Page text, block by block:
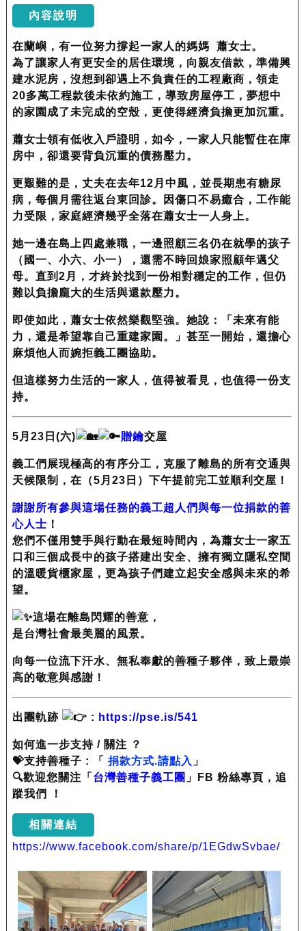
內容說明
在蘭嶼，有一位努力撐起一家人的媽媽 蕭女士。
為了讓家人有更安全的居住環境，向親友借款，準備興
建水泥房，沒想到卻遇上不負責任的工程廠商，領走
20多萬工程款後未依約施工，導致房屋停工，夢想中
的家園成了未完成的空殼，更使得經濟負擔更加沉重。
蕭女士領有低收入戶證明，如今，一家人只能暫住在庫
房中，卻還要背負沉重的債務壓力。
更艱難的是，丈夫在去年12月中風，並長期患有糖尿
病，每個月需往返台東回診。因傷口不易癒合，工作能
力受限，家庭經濟幾乎全落在蕭女士一人身上。
她一邊在島上四處兼職，一邊照顧三名仍在就學的孩子
（國一、小六、小一），還需不時回娘家照顧年邁父
母。直到2月，才終於找到一份相對穩定的工作，但仍
難以負擔龐大的生活與還款壓力。
即使如此，蕭女士依然樂觀堅強。她說：「未來有能
力，還是希望靠自己重建家園。」甚至一開始，還擔心
麻煩他人而婉拒義工團協助。
但這樣努力生活的一家人，值得被看見，也值得一份支
持。
5月23日(六) 贈鑰交屋
義工們展現極高的有序分工，克服了離島的所有交通與
天候限制，在（5月23日）下午提前完工並順利交屋！
謝謝所有參與這場任務的義工超人們與每一位捐款的善
心人士 ！
您們不僅用雙手與行動在最短時間內，為蕭女士一家五
口和三個成長中的孩子搭建出安全、擁有獨立隱私空間
的溫暖貨櫃家屋，更為孩子們建立起安全感與未來的希
望。
這場在離島閃耀的善意，
是台灣社會最美麗的風景。
向每一位流下汗水、無私奉獻的善種子夥伴，致上最崇
高的敬意與感謝！
出團軌跡 : https://pse.is/541
如何進一步支持 / 關注 ？
💝支持善種子 : 「捐款方式.請點入 」
🔍歡迎您關注「 台灣善種子義工團 」FB 粉絲專頁，追
蹤我們 ！
相關連結
https://www.facebook.com/share/p/1EGdwSvbae/